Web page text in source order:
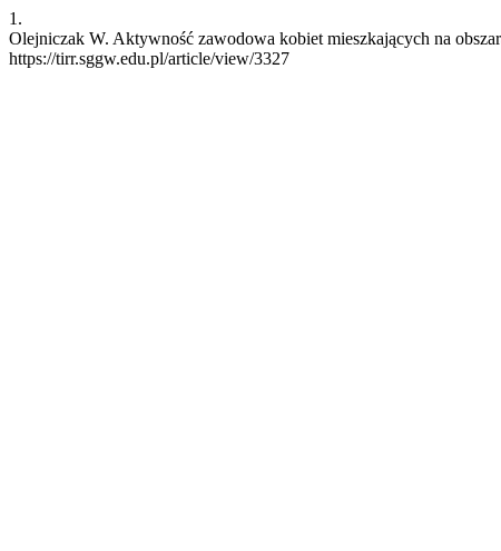
1.
Olejniczak W. Aktywność zawodowa kobiet mieszkających na
https://tirr.sggw.edu.pl/article/view/3327